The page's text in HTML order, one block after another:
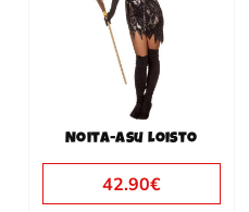
Noita-asu Loisto
42.90€
useampi
muunnelma.